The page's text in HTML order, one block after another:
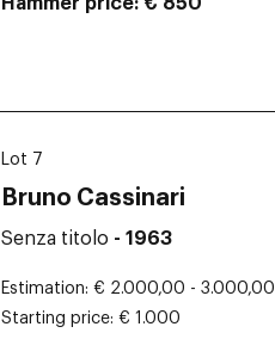
Lot 7
Bruno Cassinari
Senza titolo - 1963
Estimation € 2.000,00 - 3.000,00
Starting price € 1.000